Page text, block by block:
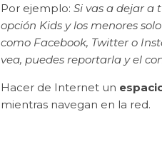
Por ejemplo: Si vas a dejar a
opción Kids y los menores
como Facebook, Twitter o
vea, puedes reportarla y el
Hacer de Internet un
mientras navegan en la red.